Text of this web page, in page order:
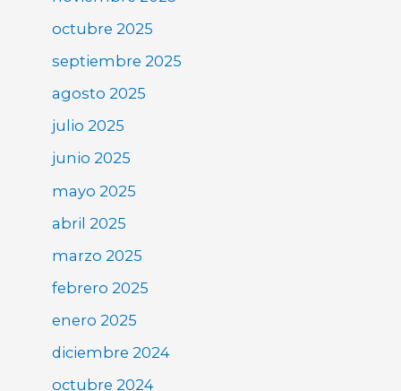
octubre 2025
septiembre 2025
agosto 2025
julio 2025
junio 2025
mayo 2025
abril 2025
marzo 2025
febrero 2025
enero 2025
diciembre 2024
octubre 2024